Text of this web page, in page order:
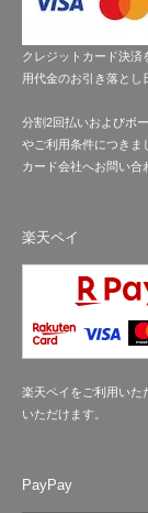
クレジットカード決済
用代金のお引き落とし
分割2回払いおよびボ
やご利用条件につきま
カード会社へお問い合
楽天ペイ
楽天ペイをご利用いた
いただけます。
PayPay